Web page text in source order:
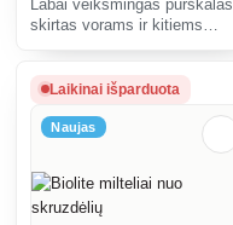
Labai veiksmingas purškalas,
skirtas vorams ir kitiems
Laikinai išparduota
Naujas